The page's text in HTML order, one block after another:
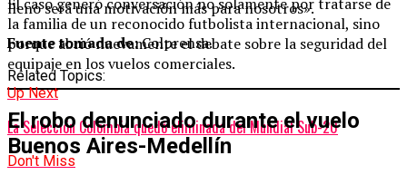
lleno será una motivación más para nosotros».
Fuente tomada de:Colprensa.
Related Topics:
Up Next
La Selección Colombia quedó eliminada del Mundial Sub-20
Don't Miss
la familia de un reconocido futbolista internacional, sino
porque abrió nuevamente el debate sobre la seguridad del
equipaje en los vuelos comerciales.
El robo denunciado durante el vuelo
Buenos Aires-Medellín